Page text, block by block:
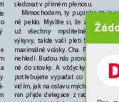
y
-
sledovat v přímém přenosu
Mimochodem, ty pupínky, to je
ně peklo. Myslíte si, že za sebou má
už všechny myslitelné
výkyvy, takže vaší pleti by měly
maximálně vrásky. Cha. Pupínky na
nehledí. Budou nás pronásledovat
ně do stovky. A vždycky vyskočí,
potřebujete vypadat co nejlépe. U
vidím, jak na oslavu mých stých
nin přijde delegace z radnice, f